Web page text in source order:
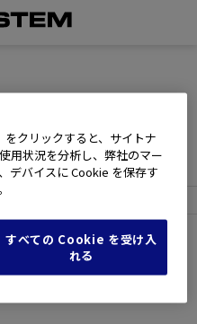
ておりません。
い物を続ける」 をクリック
買い物を続ける
をクリックすると、サイトナ
用状況を分析し、弊社のマー
デバイスに Cookie を保存す
すべての Cookie を受け入
れる